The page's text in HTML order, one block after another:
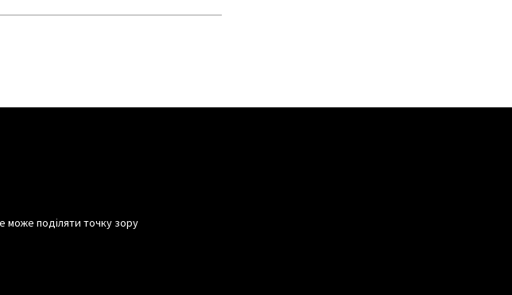
може поділяти точку зору